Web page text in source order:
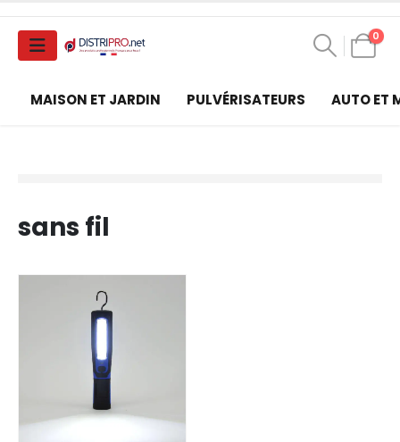
0
MAISON ET JARDIN PULVÉRISATEURS AUTO ET
sans fil